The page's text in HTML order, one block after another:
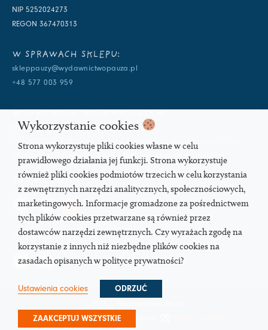
NIP 5252024273
REGON 367470313
W SPRAWACH SKLEPU:
skleppauzy@wydawnictwopauza.pl
+48 577 003 959
info@wydawnictwopauza.pl
+48 501 177 119 (czynny w dni powszednie w godzinach 11-15,
proszę o wysłanie wiadomości SMS, gdybym nie odbierała)
SOCIAL MEDIA
PODCAST
Strona pod troskliwymi skrzydłami
Wykorzystanie cookies
Strona wykorzystuje pliki cookies własne w celu
prawidłowego działania jej funkcji. Strona wykorzystuje
również pliki cookies podmiotów trzecich w celu korzystania
z zewnętrznych narzędzi analitycznych, społecznościowych,
marketingowych. Informacje gromadzone za pośrednictwem
tych plików cookies przetwarzane są również przez
dostawców narzędzi zewnętrznych. Czy wyrażach zgodę na
korzystanie z innych niż niezbędne plików cookies na
zasadach opisanych w polityce prywatności?
Ustawienia cookies ODRZUĆ
ZAAKCEPTUJ WSZYSTKIE